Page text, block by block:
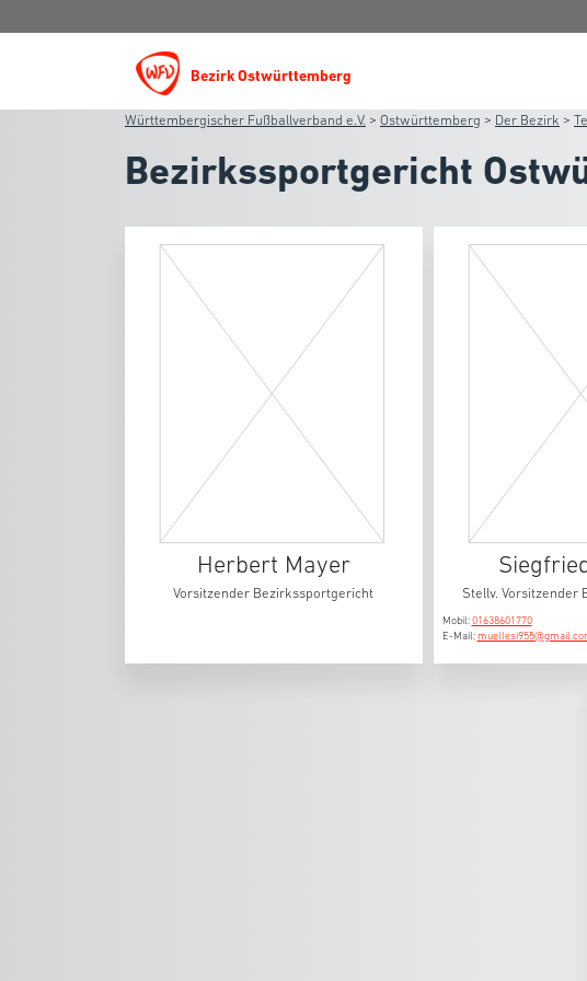
Bezirk Ostwürttemberg
Württembergischer Fußballverband e.V. > Ostwürttemberg > Der Bezirk >
Bezirkssportgericht
Herbert Mayer
Vorsitzender Bezirkssportgericht Stellv. Vorsitzender
Mobil:01638601770
E-Mail: